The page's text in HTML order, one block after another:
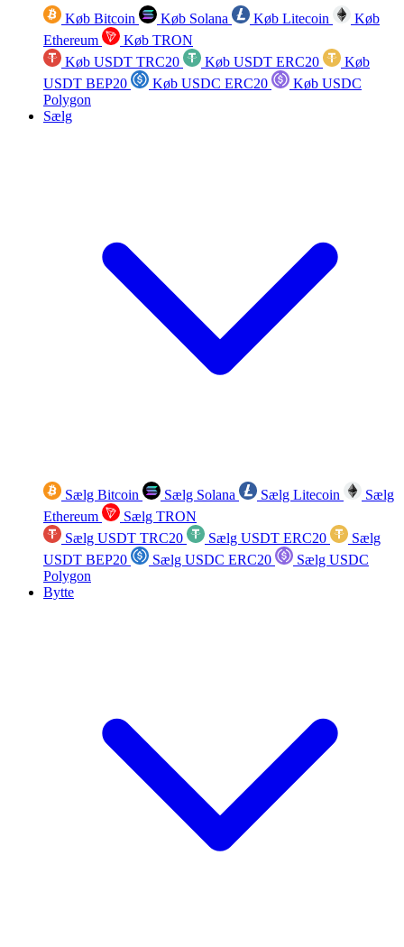
Køb Bitcoin Køb Solana Køb Litecoin
Køb
Ethereum
Køb TRON
Køb USDT TRC20
Køb USDT ERC20
Køb
USDT BEP20
Køb USDC ERC20
Køb USDC
Polygon
Sælg
Sælg Bitcoin Sælg Solana Sælg Litecoin
Sælg
Ethereum
Sælg TRON
Sælg USDT TRC20
Sælg USDT ERC20
Sælg
USDT BEP20
Sælg USDC ERC20
Sælg USDC
Polygon
Bytte